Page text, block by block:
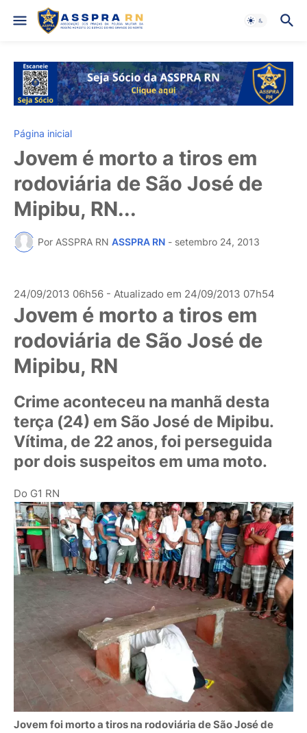
Página inicial
Jovem é morto a tiros em
rodoviária de São José de
Mipibu, RN...
Por ASSPRA RN ASSPRA RN - setembro 24, 2013
24/09/2013 06h56 - Atualizado em 24/09/2013 07h54
Jovem é morto a tiros em
rodoviária de São José de
Mipibu, RN
Crime aconteceu na manhã desta
terça (24) em São José de Mipibu.
Vítima, de 22 anos, foi perseguida
por dois suspeitos em uma moto.
Do G1 RN
Jovem foi morto a tiros na rodoviária de São José de